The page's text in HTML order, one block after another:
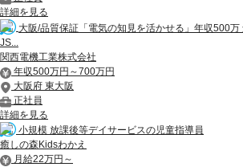
詳細を見る
大阪/品質保証「電気の知見を活かせる」年収500
JS...
関西電機工業株式会社
年収500万円～700万円
大阪府 東大阪
正社員
詳細を見る
小規模 放課後等デイサービスの児童指導員
癒しの森Kidsわかえ
月給22万円～